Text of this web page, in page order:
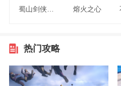
蜀山剑侠情缘 熔火之心
热门攻略